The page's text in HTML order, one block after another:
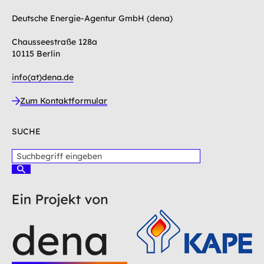
Deutsche Energie-Agentur GmbH (dena)
Chausseestraße 128a
10115 Berlin
info(at)dena.de
Zum Kontaktformular
SUCHE
u
b
r
i
f
S
h
e